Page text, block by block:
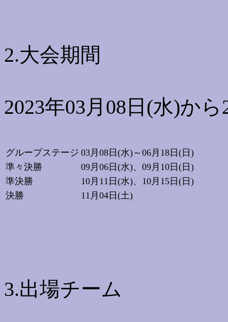
2.大会期間
2023年03月08日(水)か
グループステージ 03月08日(水)～06月18日(日)
準々決勝
09月06日(水)、09月10日(日)
準決勝
10月11日(水)、10月15日(日)
決勝
11月04日(土)
3.出場チーム